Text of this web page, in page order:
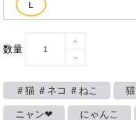
数量
＃猫 ＃ネコ ＃ねこ 猫
ニャン❤ にゃんこ